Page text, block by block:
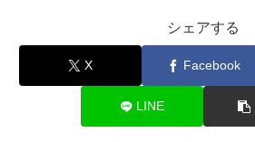
シェアする
X Facebook
LINE